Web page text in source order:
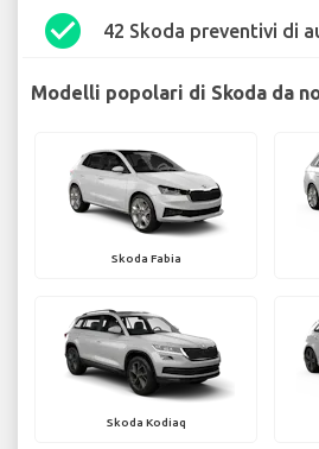
check_circle 42 Skoda preventivi di
Modelli popolari di Skoda da
Skoda Fabia
Skoda Kodiaq